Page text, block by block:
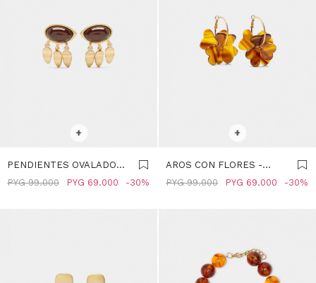
+
PENDIENTES OVALADOS
DE RESINA - MARRON
PYG 69.000
PYG 99.000 30
+
AROS CON FLORES -
MARRON
PYG 69.000
PYG 99.000 30